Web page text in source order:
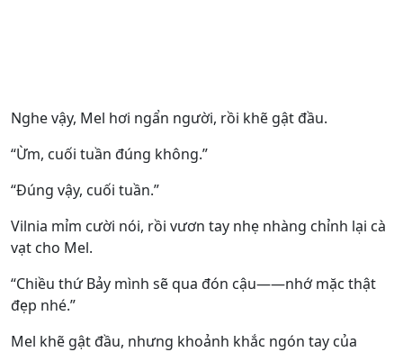
Nghe vậy, Mel hơi ngẩn người, rồi khẽ gật đầu.
“Ừm, cuối tuần đúng không.”
“Đúng vậy, cuối tuần.”
Vilnia mỉm cười nói, rồi vươn tay nhẹ nhàng chỉnh lại cà
vạt cho Mel.
“Chiều thứ Bảy mình sẽ qua đón cậu——nhớ mặc thật
đẹp nhé.”
Mel khẽ gật đầu, nhưng khoảnh khắc ngón tay của